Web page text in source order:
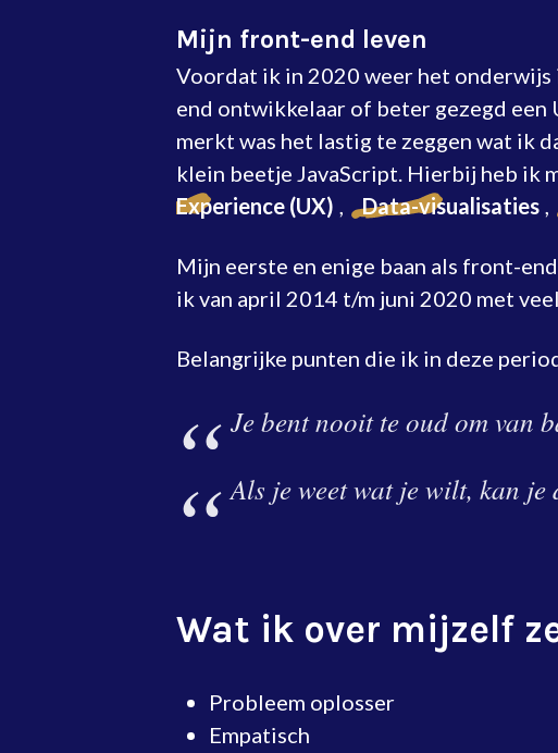
Mijn front-end leven
Voordat ik in 2020 weer het
end ontwikkelaar of beter gezegd een
merkt was het lastig te zeggen wat ik
klein beetje JavaScript. Hierbij heb ik
Experience (UX) , Data-visualisaties ,
Mijn eerste en enige baan als front-
ik van april 2014 t/m juni 2020 met
Belangrijke punten die ik in deze
Je bent nooit te oud om van
Als je weet wat je wilt, kan je
Wat ik over mijzelf
Probleem oplosser
Empatisch